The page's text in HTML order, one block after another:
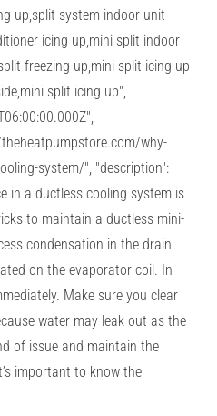
up,split system indoor unit
icing up,mini split indoor
freezing up,mini split icing up
split icing up",
why-
system/", "description":
in a ductless cooling system is
to maintain a ductless mini-
condensation in the drain
on the evaporator coil. In
Make sure you clear
water may leak out as the
of issue and maintain the
important to know the